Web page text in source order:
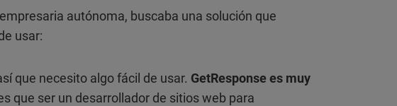
autónoma, buscaba una solución que
usar:
que necesito algo fácil de usar. GetResponse es muy
que ser un desarrollador de sitios web para